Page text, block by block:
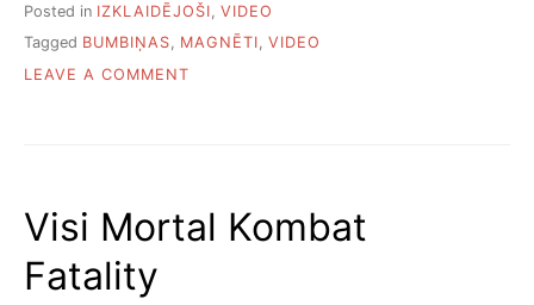
Posted in IZKLAIDĒJOŠI VIDEO
Tagged BUMBIŅAS, MAGNĒTI, VIDEO
LEAVE A COMMENT
Visi Mortal Kombat
Fatality